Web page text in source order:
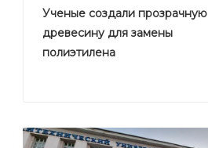
Ученые создали прозрачную
древесину для замены
полиэтилена